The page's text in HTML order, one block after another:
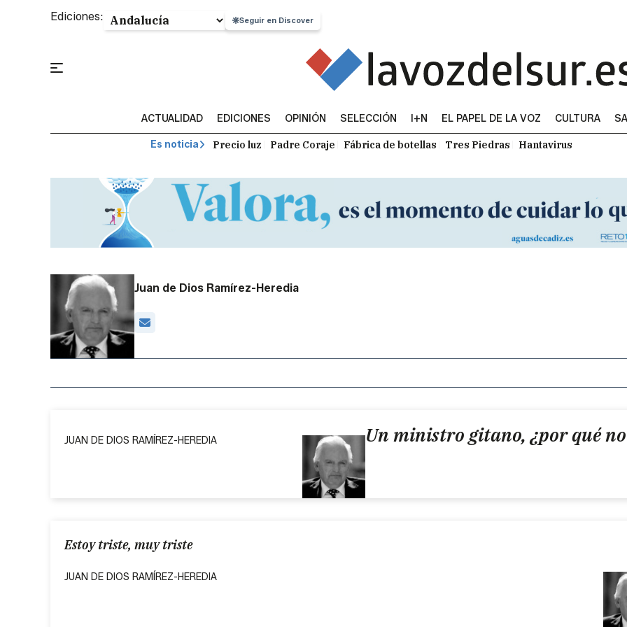
Ediciones: Seguir en Discover
ACTUALIDAD EDICIONES OPINIÓN SELECCIÓN I+N EL PAPEL DE LA VOZ CULTURA
Es noticia Precio luz Padre Coraje Fábrica de botellas Tres Piedras Hantavirus
Juan de Dios Ramírez-Heredia
Un ministro gitano, ¿por qué
JUAN DE DIOS RAMÍREZ-HEREDIA
Estoy triste, muy triste
JUAN DE DIOS RAMÍREZ-HEREDIA